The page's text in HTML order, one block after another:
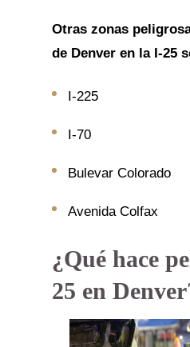
Otras zonas
de Denver en la I-25
I-225
I-70
Bulevar Colorado
Avenida Colfax
¿Qué hace
25 en